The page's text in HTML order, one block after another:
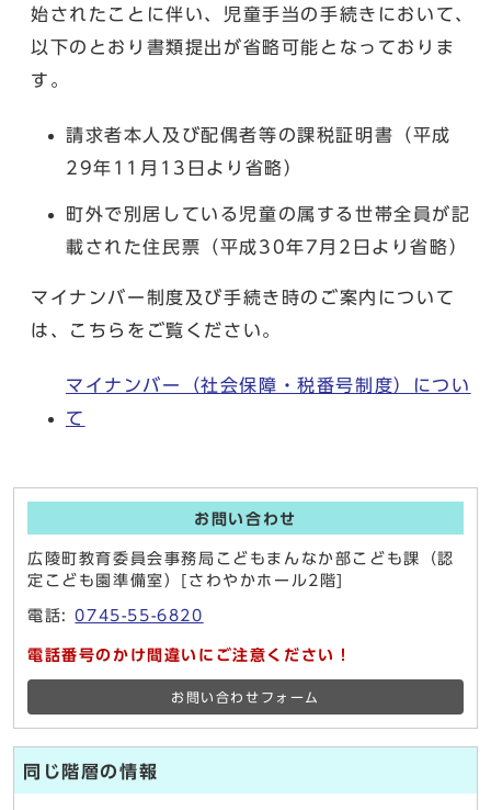
始されたことに伴い、児童手当の手続きにおいて、
以下のとおり書類提出が省略可能となっておりま
す。
請求者本人及び配偶者等の課税証明書（平成
29年11月13日より省略）
町外で別居している児童の属する世帯全員が記
載された住民票（平成30年7月2日より省略）
マイナンバー制度及び手続き時のご案内について
は、こちらをご覧ください。
マイナンバー（社会保障・税番号制度）につい
て
お問い合わせ
広陵町教育委員会事務局こどもまんなか部こども課（認
定こども園準備室）[さわやかホール2階]
電話:0745-55-6820
電話番号のかけ間違いにご注意ください！
お問い合わせフォーム
同じ階層の情報